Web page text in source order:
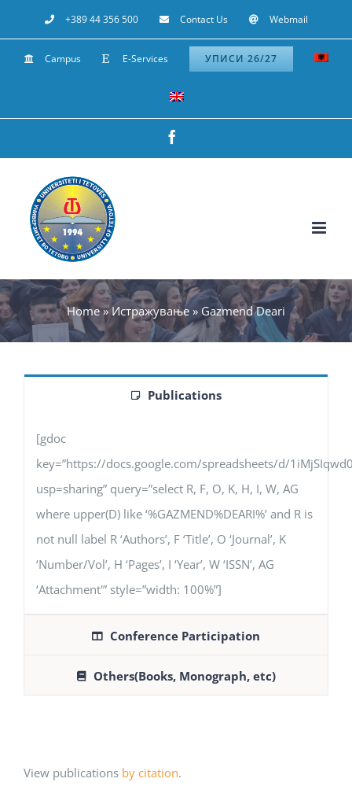
to
content
+389 44 356 500 Contact Us Webmail
Campus E-Services УПИСИ 26/27
Home» Истражување » Gazmend Deari
Publications
[gdoc
key=”https://docs.google.com/spreadsheets/d/
usp=sharing” query=”select R, F, O, K, H, I, W, AG
where upper(D) like ‘%GAZMEND%DEARI%’ and R is
not null label R ‘Authors’, F ‘Title’, O ‘Journal’, K
‘Number/Vol’, H ‘Pages’, I ‘Year’, W ‘ISSN’, AG
‘Attachment'” style=”width: 100%”]
Conference Participation
Others(Books, Monograph, etc)
View publications by citation.